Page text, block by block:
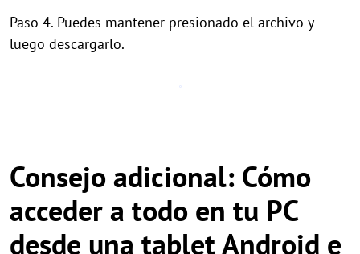
Paso 4. Puedes mantener presionado el archivo y
luego descargarlo.
Consejo adicional: Cómo
acceder a todo en tu PC
desde una tablet Android e